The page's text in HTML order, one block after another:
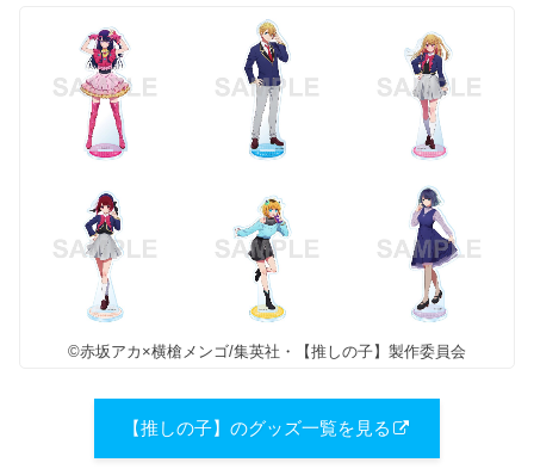
©赤坂アカ×横槍メンゴ/集英社・【推しの子】製作委員会
【推しの子】のグッズ一覧を見る